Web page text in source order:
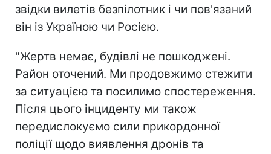
звідки вилетів безпілотник і чи пов'язаний
він із Україною чи Росією.
"Жертв немає, будівлі не пошкоджені.
Район оточений. Ми продовжимо стежити
за ситуацією та посилимо спостереження.
Після цього інциденту ми також
передислокуємо сили прикордонної
поліції щодо виявлення дронів та